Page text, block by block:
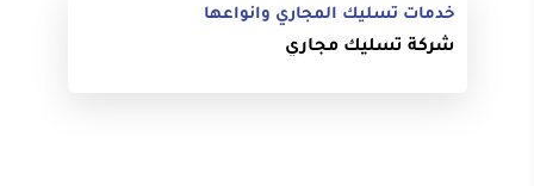
خدمات تسليك المجاري وانواعها
شركة تسليك مجاري